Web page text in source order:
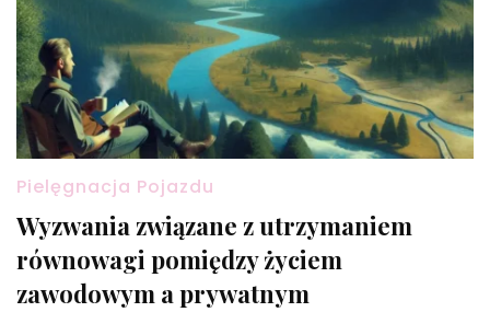
Pielęgnacja Pojazdu
Wyzwania związane z utrzymaniem
równowagi pomiędzy życiem
zawodowym a prywatnym